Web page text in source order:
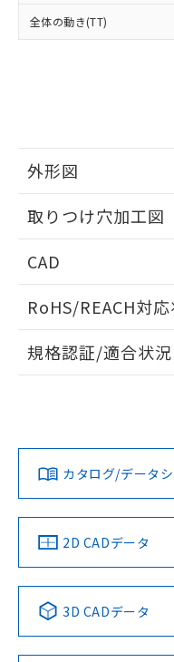
全体の動き(TT)
外形図
取りつけ穴加工図
CAD
ドすることができま
ロ
ダウンロードデータをご
みください。
ソフトウェアの使用条件
RoHS/REACH対
EU RoHS 注意事項
対応済み
中国 RoHS 注意事項
Pb Hg
規格認証/適合状況
LR型式承認
（イギリス
船舶規格）
DNV
（ノ
No No
こ
その他の認証は
カタログ/データ
2D CADデータ
3D CADデータ
荷製品に未対応